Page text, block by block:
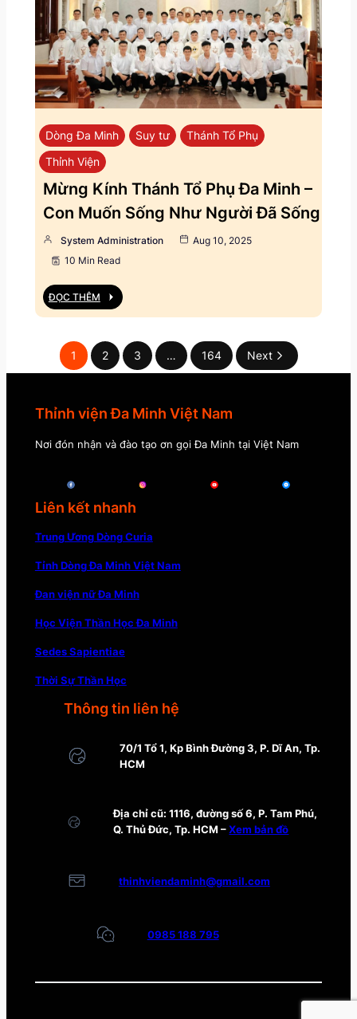
Dòng Đa Minh Suy tư
Thánh Tổ Phụ
Thỉnh Viện
Mừng Kính Thánh Tổ Phụ Đa Minh –
Con Muốn Sống Như Người Đã Sống
System Administration
Aug 10, 2025
10 Min Read
ĐỌC THÊM
1 2 3 … 164 Next
Thỉnh viện Đa Minh Việt Nam
Nơi đón nhận và đào tạo ơn gọi Đa Minh tại Việt Nam
Liên kết nhanh
Trung Ương Dòng Curia
Tỉnh Dòng Đa Minh Việt Nam
Đan viện nữ Đa Minh
Học Viện Thần Học Đa Minh
Sedes Sapientiae
Thời Sự Thần Học
Thông tin liên hệ
70/1 Tổ 1, Kp Bình Đường 3, P. Dĩ An, Tp.
HCM
Địa chỉ cũ: 1116, đường số 6, P. Tam Phú,
Q. Thủ Đức, Tp. HCM –Xem bản đồ
thinhviendaminh@gmail.com
0985 188 795